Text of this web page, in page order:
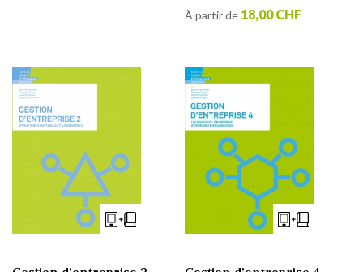
À partir de 18,00 CHF